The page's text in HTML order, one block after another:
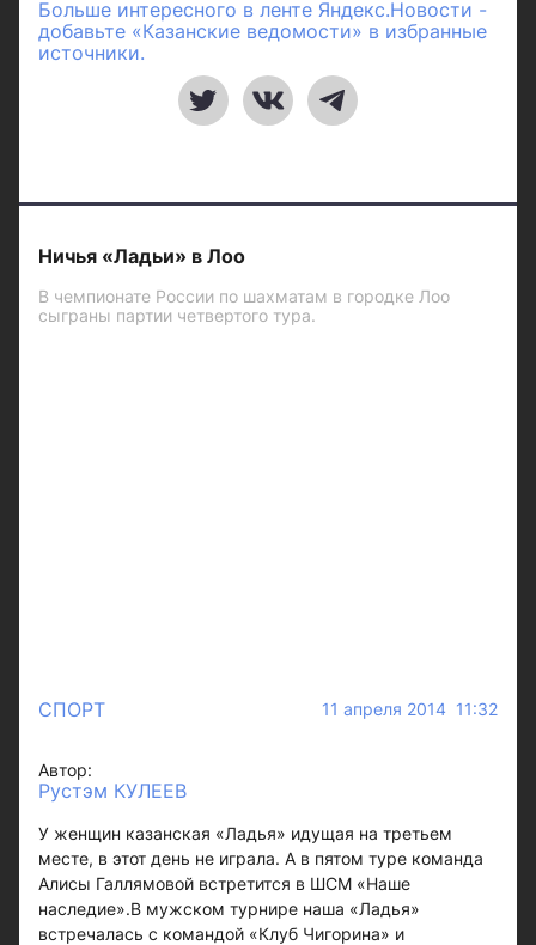
Больше интересного в ленте Яндекс.Новости -
добавьте «Казанские ведомости» в избранные
источники.
Ничья «Ладьи» в Лоо
В чемпионате России по шахматам в городке Лоо
сыграны партии четвертого тура.
СПОРТ 11 апреля 2014 11:32
Автор:
Рустэм КУЛЕЕВ
У женщин казанская «Ладья» идущая на третьем
месте, в этот день не играла. А в пятом туре команда
Алисы Галлямовой встретится в ШСМ «Наше
наследие».В мужском турнире наша «Ладья»
встречалась с командой «Клуб Чигорина» и